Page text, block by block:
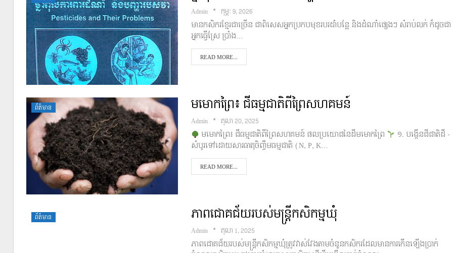
Admin កុម្ភៈ 9, 2026
មានកសិករខ្មែរជាច្រើន ជាពិសេសអ្នកប្រកបមុខរបរដាំបន្លែ និងដំណាំផ្សេងៗ សំរាប់លក់ ក៏ដូចជា
អ្នកធ្វើស្រែ ប្រាំង…
READ MORE...
ព័ត៌មាន មមោកព្រៃ៖ ជីធម្មជាតិពីព្រៃសហគមន៍
Admin តុលា 20, 2025
មមោកព្រៃ៖ ជីធម្មជាតិពីព្រៃសហគមន៍ ផលប្រយោជនៃដីមមោកព្រៃ
១. បង្កើនជីជាតិដី -
សំបូរទៅដោយសារធាតុចិញ្ចឹមធម្មជាតិ (N, P, K…
READ MORE...
ព័ត៌មាន ភាពជោគជ័យរបស់មន្រ្តីកសិកម្មឃុំ
Admin តុលា 1, 2025
ភាពជោគជ័យរបស់មន្រ្តីកសិកម្មឃុំត្រូវវាស់វែងតាមចំនួនកសិករដែលមានការកើនឡើងប្រាក់